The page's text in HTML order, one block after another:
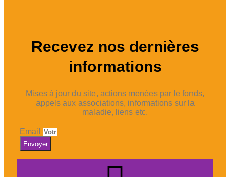
Recevez nos dernières
informations
Mises à jour du site, actions menées par le fonds,
appels aux associations, informations sur la
maladie, liens etc.
Email
Envoyer